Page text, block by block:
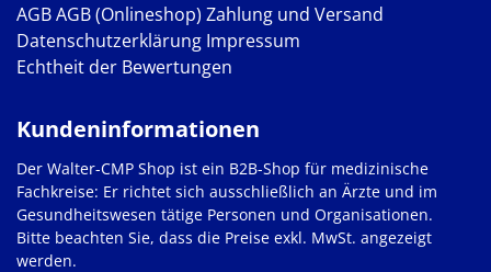
AGBAGB (Onlineshop) Zahlung und Versand
Datenschutzerklärung Impressum
Echtheit der Bewertungen
Kundeninformationen
Der Walter-CMP Shop ist ein B2B-Shop für medizinische
Fachkreise: Er richtet sich ausschließlich an Ärzte und im
Gesundheitswesen tätige Personen und Organisationen.
Bitte beachten Sie, dass die Preise exkl. MwSt. angezeigt
werden.